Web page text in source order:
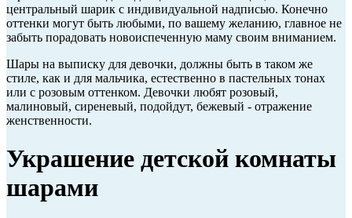
центральный шарик с индивидуальной надписью. Конечно
оттенки могут быть любыми, по вашему желанию, главное не
забыть порадовать новоиспеченную маму своим вниманием.
Шары на выписку для девочки, должны быть в таком же
стиле, как и для мальчика, естественно в пастельных тонах
или с розовым оттенком. Девочки любят розовый,
малиновый, сиреневый, подойдут, бежевый - отражение
женственности.
Украшение детской комнаты
шарами